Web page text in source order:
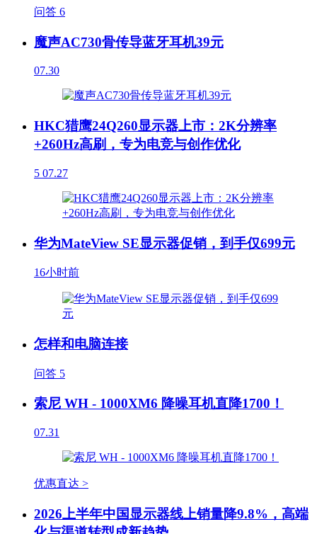
问答 6
魔声AC730骨传导蓝牙耳机39元
07.30
HKC猎鹰24Q260显示器上市：2K分辨率
+260Hz高刷，专为电竞与创作优化
5 07.27
华为MateView SE显示器促销，到手仅699元
16小时前
怎样和电脑连接
问答 5
索尼 WH - 1000XM6 降噪耳机直降1700！
07.31
优惠直达 >
2026上半年中国显示器线上销量降9.8%，高端